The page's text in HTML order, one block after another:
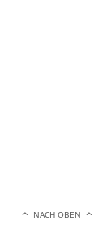
NACH OBEN